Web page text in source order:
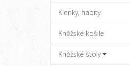
Kleriky, habity
Kněžské košile
Kněžské štoly